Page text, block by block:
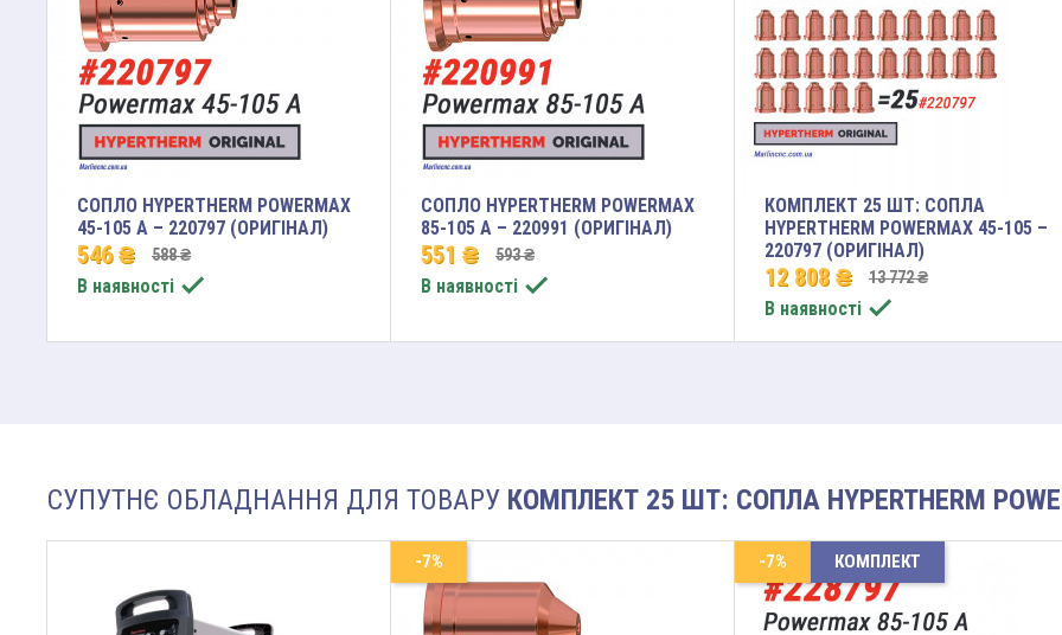
СОПЛО HYPERTHERM POWERMAX
45-105 A – 220797 (ОРИГІНАЛ)
546 ₴ 588 ₴
В наявності 
СОПЛО HYPERTHERM POWERMAX
85-105 A – 220991 (ОРИГІНАЛ)
551 ₴ 593 ₴
В наявності 
КОМПЛЕКТ 25 ШТ: СОПЛА
HYPERTHERM POWERMAX 45-105 –
220797 (ОРИГІНАЛ)
12 808 ₴ 13 772 ₴
В наявності 
СУПУТНЄ ОБЛАДНАННЯ ДЛЯ ТОВАРУ КОМПЛЕКТ 25 ШТ: СОПЛА HYPERTHERM
-7% -7% КОМПЛЕКТ